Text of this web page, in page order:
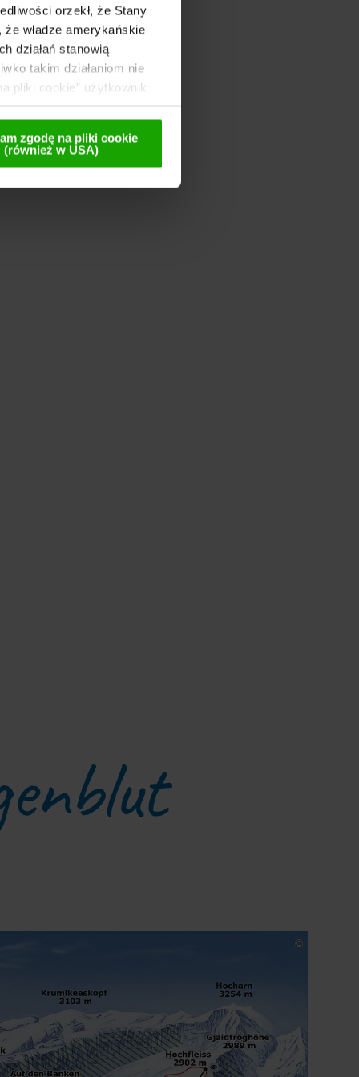
orzekł, że Stany
władze amerykańskie
działań stanowią
takim działaniom nie
pliki cookie” użytkownik
zgodę na pliki cookie
(również w USA)